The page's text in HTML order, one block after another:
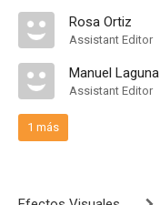
Rosa Ortiz
Assistant Editor
Manuel Laguna
Assistant Editor
1 más